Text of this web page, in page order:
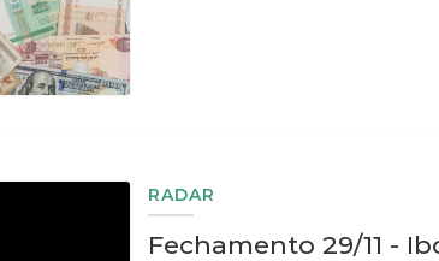
RADAR
Fechamento 29/11 -